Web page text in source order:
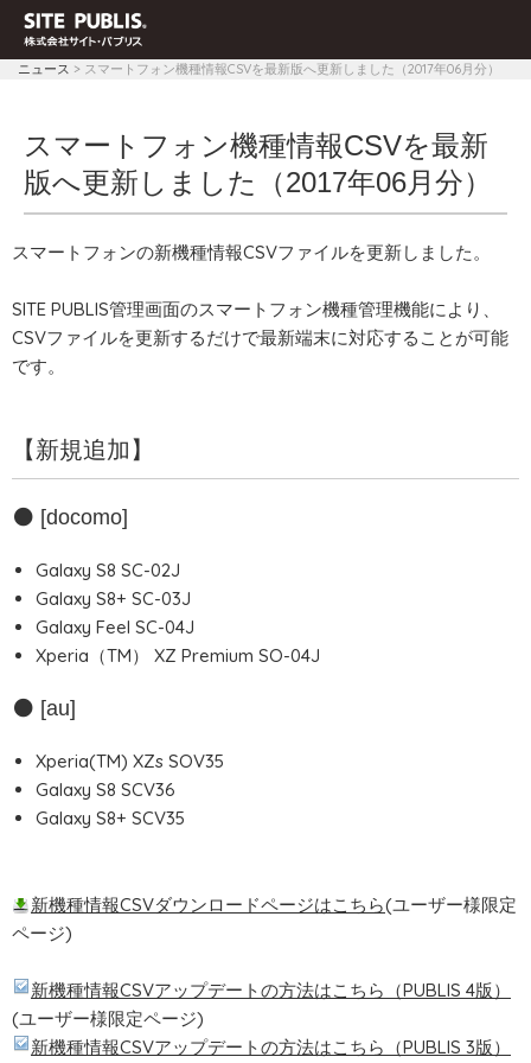
ニュース > スマートフォン機種情報CSVを最新版へ更新しました（2017年06月分）
スマートフォン機種情報CSVを最新
版へ更新しました（2017年06月分）
スマートフォンの新機種情報CSVファイルを更新しました。
SITE PUBLIS管理画面のスマートフォン機種管理機能により、
CSVファイルを更新するだけで最新端末に対応することが可能
です。
【新規追加】
[docomo]
Galaxy S8 SC-02J
Galaxy S8+ SC-03J
Galaxy Feel SC-04J
Xperia（TM） XZ Premium SO-04J
[au]
Xperia(TM) XZs SOV35
Galaxy S8 SCV36
Galaxy S8+ SCV35
新機種情報CSVダウンロードページはこちら(ユーザー様限定
ページ)
新機種情報CSVアップデートの方法はこちら（PUBLIS 4版）
(ユーザー様限定ページ)
新機種情報CSVアップデートの方法はこちら（PUBLIS 3版）